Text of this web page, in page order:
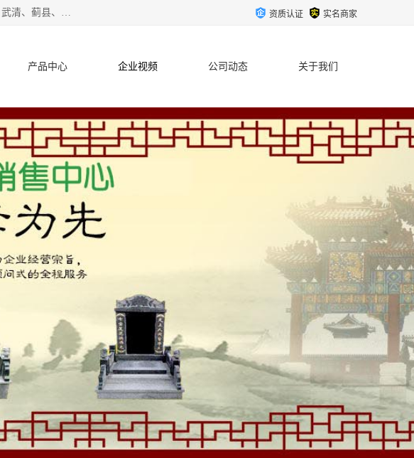
*主营范围：永安陵公墓,永乐园公墓,兰生园公墓,玉佛寺寝宫等墓地，覆盖天津市内及塘沽、大港、汉沽、宁河、武清、蓟县、静海、廊坊、北京、沧州等区域本中心由中国公墓网、天津公墓网、中国陵网、中国周易学会联合推举，我们的团队将会以优质的服务，竭诚为您服务，期待您的来电。 资质认证 实名商家
产品中心 企业视频 公司动态 关于我们